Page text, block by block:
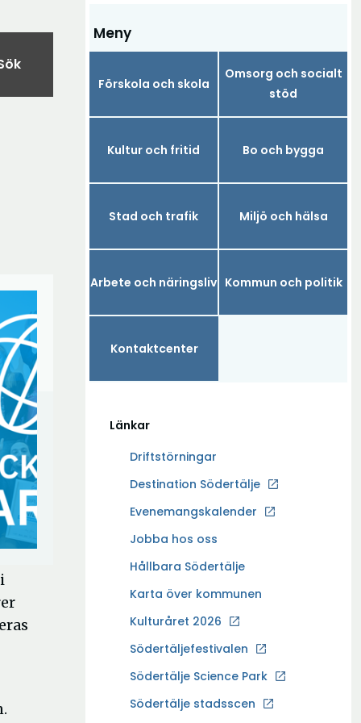
Meny
Förskola och skola
Omsorg och socialt
stöd
Kultur och fritid Bo och bygga
Stad och trafik Miljö och hälsa
Arbete och näringsliv Kommun och politik
Kontaktcenter
Länkar
Driftstörningar
Destination Södertälje
Ö
p
n
a
y
t
f
ö
Evenemangskalender
Jobba hos oss
Ö
p
n
a
y
t
Hållbara Södertälje
Karta över kommunen
Kulturåret 2026
Södertäljefestivalen
Södertälje Science Park
Ö
p
Södertälje stadsscen